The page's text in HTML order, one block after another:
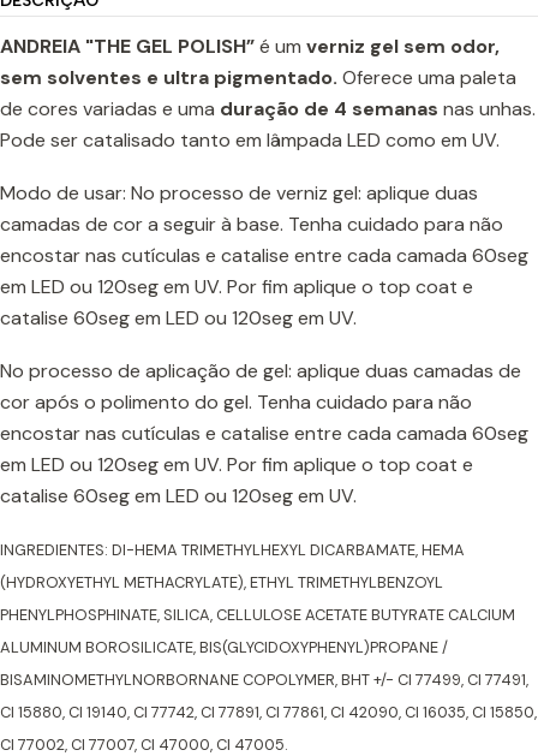
ANDREIA "THE GEL POLISH”é um verniz gel sem odor,
sem solventes e ultra pigmentado. Oferece uma paleta
de cores variadas e uma duração de 4 semanas nas unhas.
Pode ser catalisado tanto em lâmpada LED como em UV.
Modo de usar: No processo de verniz gel: aplique duas
camadas de cor a seguir à base. Tenha cuidado para não
encostar nas cutículas e catalise entre cada camada 60seg
em LED ou 120seg em UV. Por fim aplique o top coat e
catalise 60seg em LED ou 120seg em UV.
No processo de aplicação de gel: aplique duas camadas de
cor após o polimento do gel. Tenha cuidado para não
encostar nas cutículas e catalise entre cada camada 60seg
em LED ou 120seg em UV. Por fim aplique o top coat e
catalise 60seg em LED ou 120seg em UV.
INGREDIENTES: DI-HEMA TRIMETHYLHEXYL DICARBAMATE, HEMA
(HYDROXYETHYL METHACRYLATE), ETHYL TRIMETHYLBENZOYL
PHENYLPHOSPHINATE, SILICA, CELLULOSE ACETATE BUTYRATE CALCIUM
ALUMINUM BOROSILICATE, BIS(GLYCIDOXYPHENYL)PROPANE /
BISAMINOMETHYLNORBORNANE COPOLYMER, BHT +/- CI 77499, CI 77491,
CI 15880, CI 19140, CI 77742, CI 77891, CI 77861, CI 42090, CI 16035, CI 15850,
CI 77002, CI 77007, CI 47000, CI 47005.